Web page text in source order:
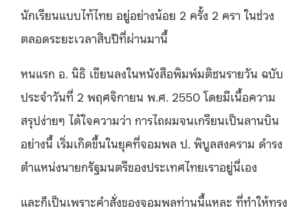
นักเรียนแบบไท้ไทย อยู่อย่างน้อย 2 ครั้ง 2 ครา ในช่วง
ตลอดระยะเวลาสิบปีที่ผ่านมานี้
หนแรก อ. นิธิ เขียนลงในหนังสือพิมพ์มติชนรายวัน ฉบับ
ประจำวันที่ 2 พฤศจิกายน พ.ศ. 2550 โดยมีเนื้อความ
สรุปง่ายๆ ได้ใจความว่า การไถผมจนเกรียนเป็นลานบิน
อย่างนี้ เริ่มเกิดขึ้นในยุคที่จอมพล ป. พิบูลสงคราม ดำรง
ตำแหน่งนายกรัฐมนตรีของประเทศไทยเราอยู่นี่เอง
และก็เป็นเพราะคำสั่งของจอมพลท่านนี้แหละ ที่ทำให้ทรง